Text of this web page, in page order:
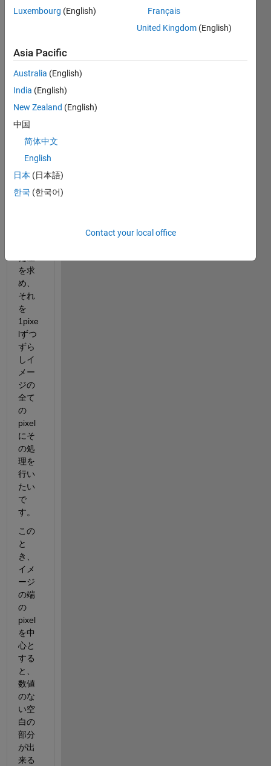
を使
イメ
ージ
の１
を中
心と
し
＊
9pixe
を求
め、
それ
を
1pixe
lずつ
ずら
しイ
メー
ジの
全て
の
pixel
にそ
の処
理を
行い
たい
で
す。
この
と
き、
イメ
ージ
の端
の
pixel
を中
心と
する
と、
数値
のな
い空
白の
部分
が出
来る
Luxembourg (English)
Français
United Kingdom (English)
Asia Pacific
Australia (English)
India (English)
New Zealand (English)
中国
简体中文
English
日本 (日本語)
한국 (한국어)
Contact your local office